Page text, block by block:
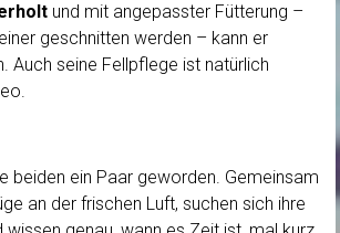
und mit angepasster Fütterung –
geschnitten werden – kann er
Auch seine Fellpflege ist natürlich
beiden ein Paar geworden. Gemeinsam
an der frischen Luft, suchen sich ihre